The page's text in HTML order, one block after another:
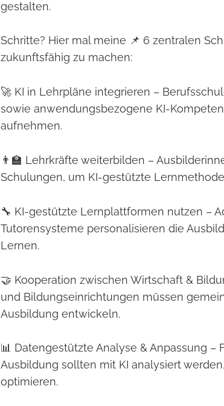
gestalten.
Schritte? Hier mal meine 📌 6 zentralen
zukunftsfähig zu machen:
🚀 KI in Lehrpläne integrieren –
sowie anwendungsbezogene KI-
aufnehmen.
👨‍🏫 Lehrkräfte weiterbilden –
Schulungen, um KI-gestützte
🔧 KI-gestützte Lernplattformen nutzen –
Tutorensysteme personalisieren die
Lernen.
🤝 Kooperation zwischen Wirtschaft &
und Bildungseinrichtungen müssen
Ausbildung entwickeln.
📊 Datengestützte Analyse & Anpassung
Ausbildung sollten mit KI analysiert
optimieren.